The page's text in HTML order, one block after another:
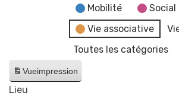
Mobilité
Social
Vie associative
Toutes les catégories
Vueimpression
Lieu